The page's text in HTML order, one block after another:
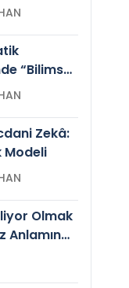
TARHAN
“Bilimsel
TARHAN
Zekâ:
Modeli
TARHAN
Olmak
Anlamına